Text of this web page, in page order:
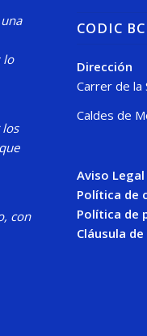
lo
con
CODIC
Dirección
Carrer de la
Caldes de
Aviso Legal
Política de
Política de
Cláusula